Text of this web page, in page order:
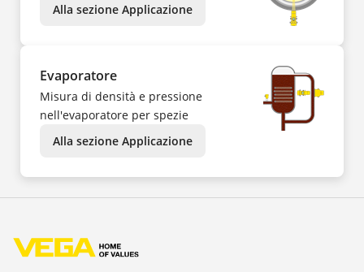
Alla sezione Applicazione
Evaporatore
Misura di densità e pressione
nell'evaporatore per spezie
Alla sezione Applicazione